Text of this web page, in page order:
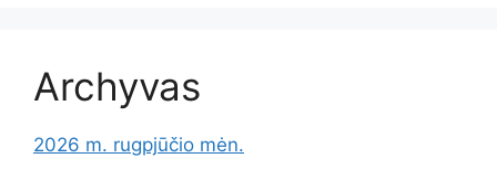
Archyvas
2026 m. rugpjūčio mėn.